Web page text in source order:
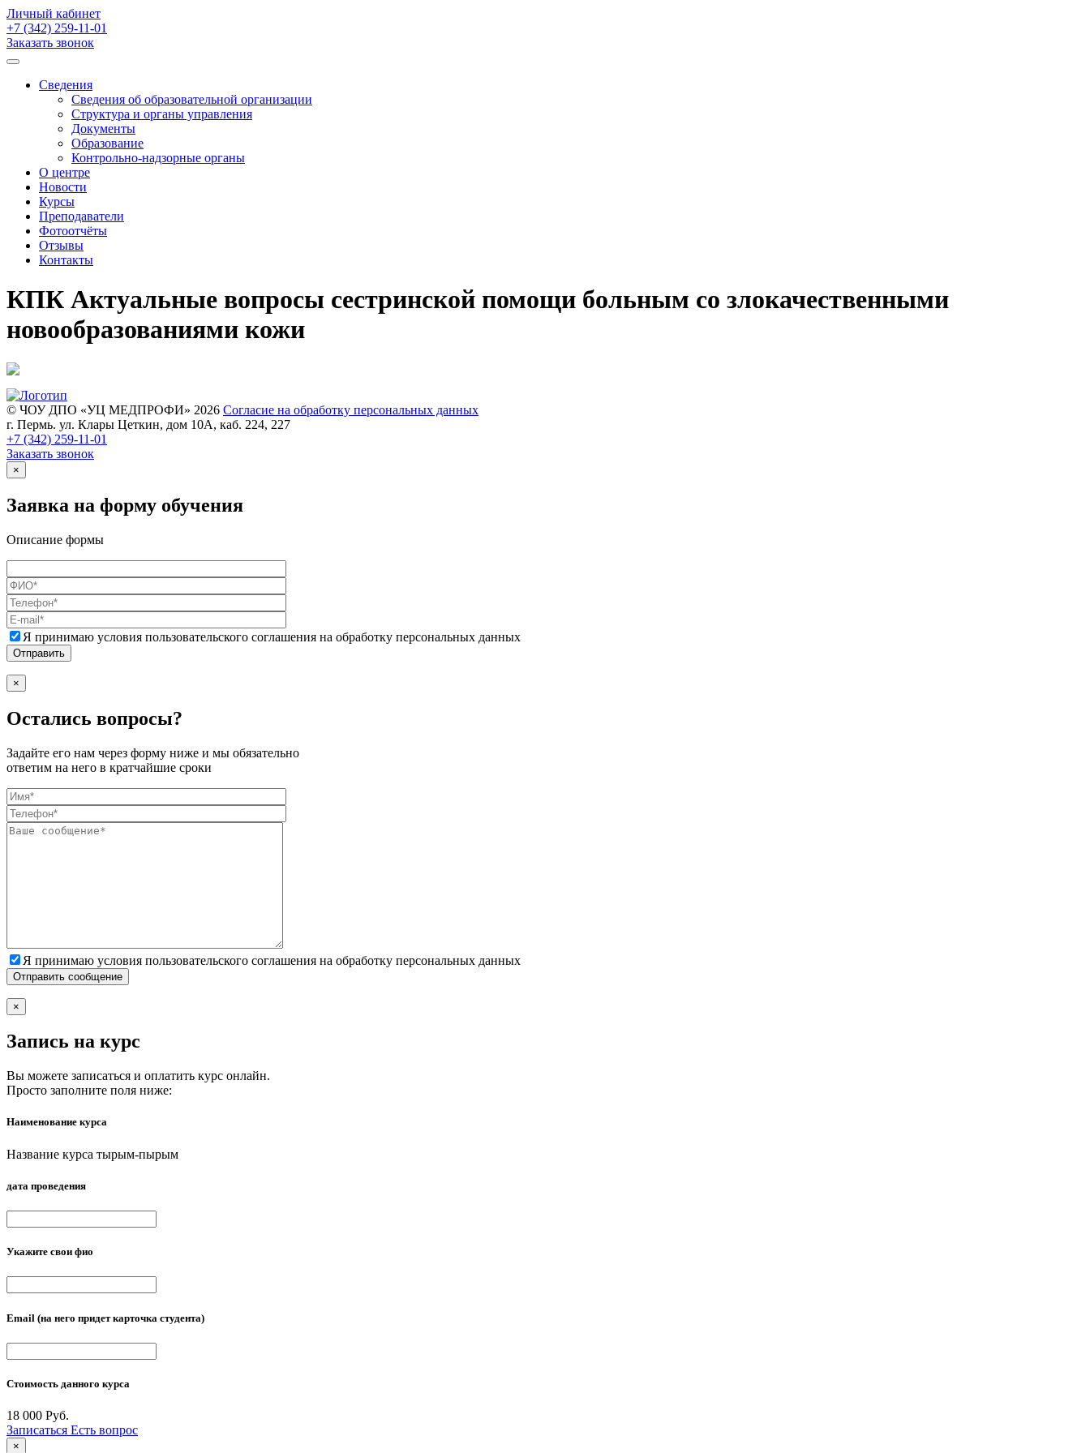
Личный кабинет
+7 (342) 259-11-01
Заказать звонок
Сведения
Сведения об образовательной организации
Структура и органы управления
Документы
Образование
Контрольно-надзорные органы
О центре
Новости
Курсы
Преподаватели
Фотоотчёты
Отзывы
Контакты
КПК Актуальные вопросы сестринской помощи больным со злокачественными
новообразованиями кожи
© ЧОУ ДПО «УЦ МЕДПРОФИ» 2026 Согласие на обработку персональных данных
г. Пермь. ул. Клары Цеткин, дом 10А, каб. 224, 227
+7 (342) 259-11-01
Заказать звонок
×
Заявка на форму обучения
Описание формы
Я принимаю условия пользовательского соглашения на обработку персональных данных
×
Остались вопросы?
Задайте его нам через форму ниже и мы обязательно
ответим на него в кратчайшие сроки
Я принимаю условия пользовательского соглашения на обработку персональных данных
×
Запись на курс
Вы можете записаться и оплатить курс онлайн.
Просто заполните поля ниже:
Наименование курса
Название курса тырым-пырым
дата проведения
Укажите свои фио
Email (на него придет карточка студента)
Стоимость данного курса
18 000 Руб.
Записаться Есть вопрос
×